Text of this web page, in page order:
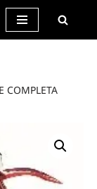
COMPLETA